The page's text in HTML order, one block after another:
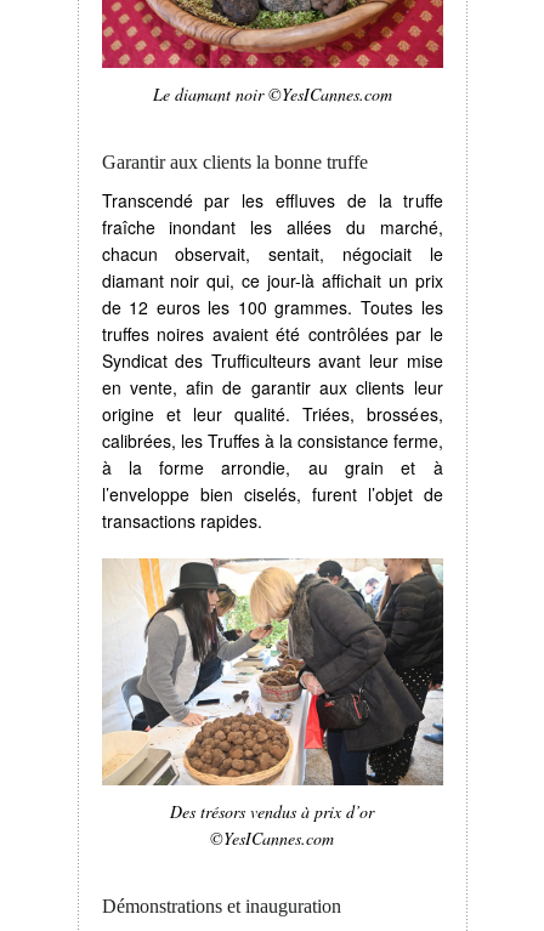
Le diamant noir ©YesICannes.com
Garantir aux clients la bonne truffe
Transcendé par les effluves de la truffe
fraîche inondant les allées du marché,
chacun observait, sentait, négociait le
diamant noir qui, ce jour-là affichait un prix
de 12 euros les 100 grammes. Toutes les
truffes noires avaient été contrôlées par le
Syndicat des Trufficulteurs avant leur mise
en vente, afin de garantir aux clients leur
origine et leur qualité. Triées, brossées,
calibrées, les Truffes à la consistance ferme,
à la forme arrondie, au grain et à
l’enveloppe bien ciselés, furent l’objet de
transactions rapides.
Des trésors vendus à prix d’or
©YesICannes.com
Démonstrations et inauguration